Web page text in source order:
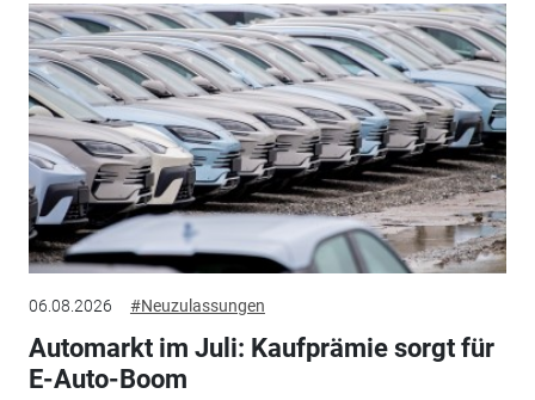
06.08.2026 #Neuzulassungen
Automarkt im Juli: Kaufprämie sorgt für
E-Auto-Boom